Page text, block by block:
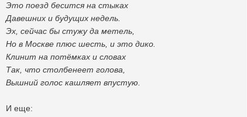
Это поезд бесится на стыках
Давешних и будущих недель.
Эх, сейчас бы стужу да метель,
Но в Москве плюс шесть, и это дико.
Клинит на потёмках и словах
Так, что столбенеет голова,
Вышний голос кашляет впустую.
И еще: